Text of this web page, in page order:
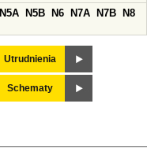
N5A N5B N6 N7A N7B
N8
Utrudnienia
Schematy